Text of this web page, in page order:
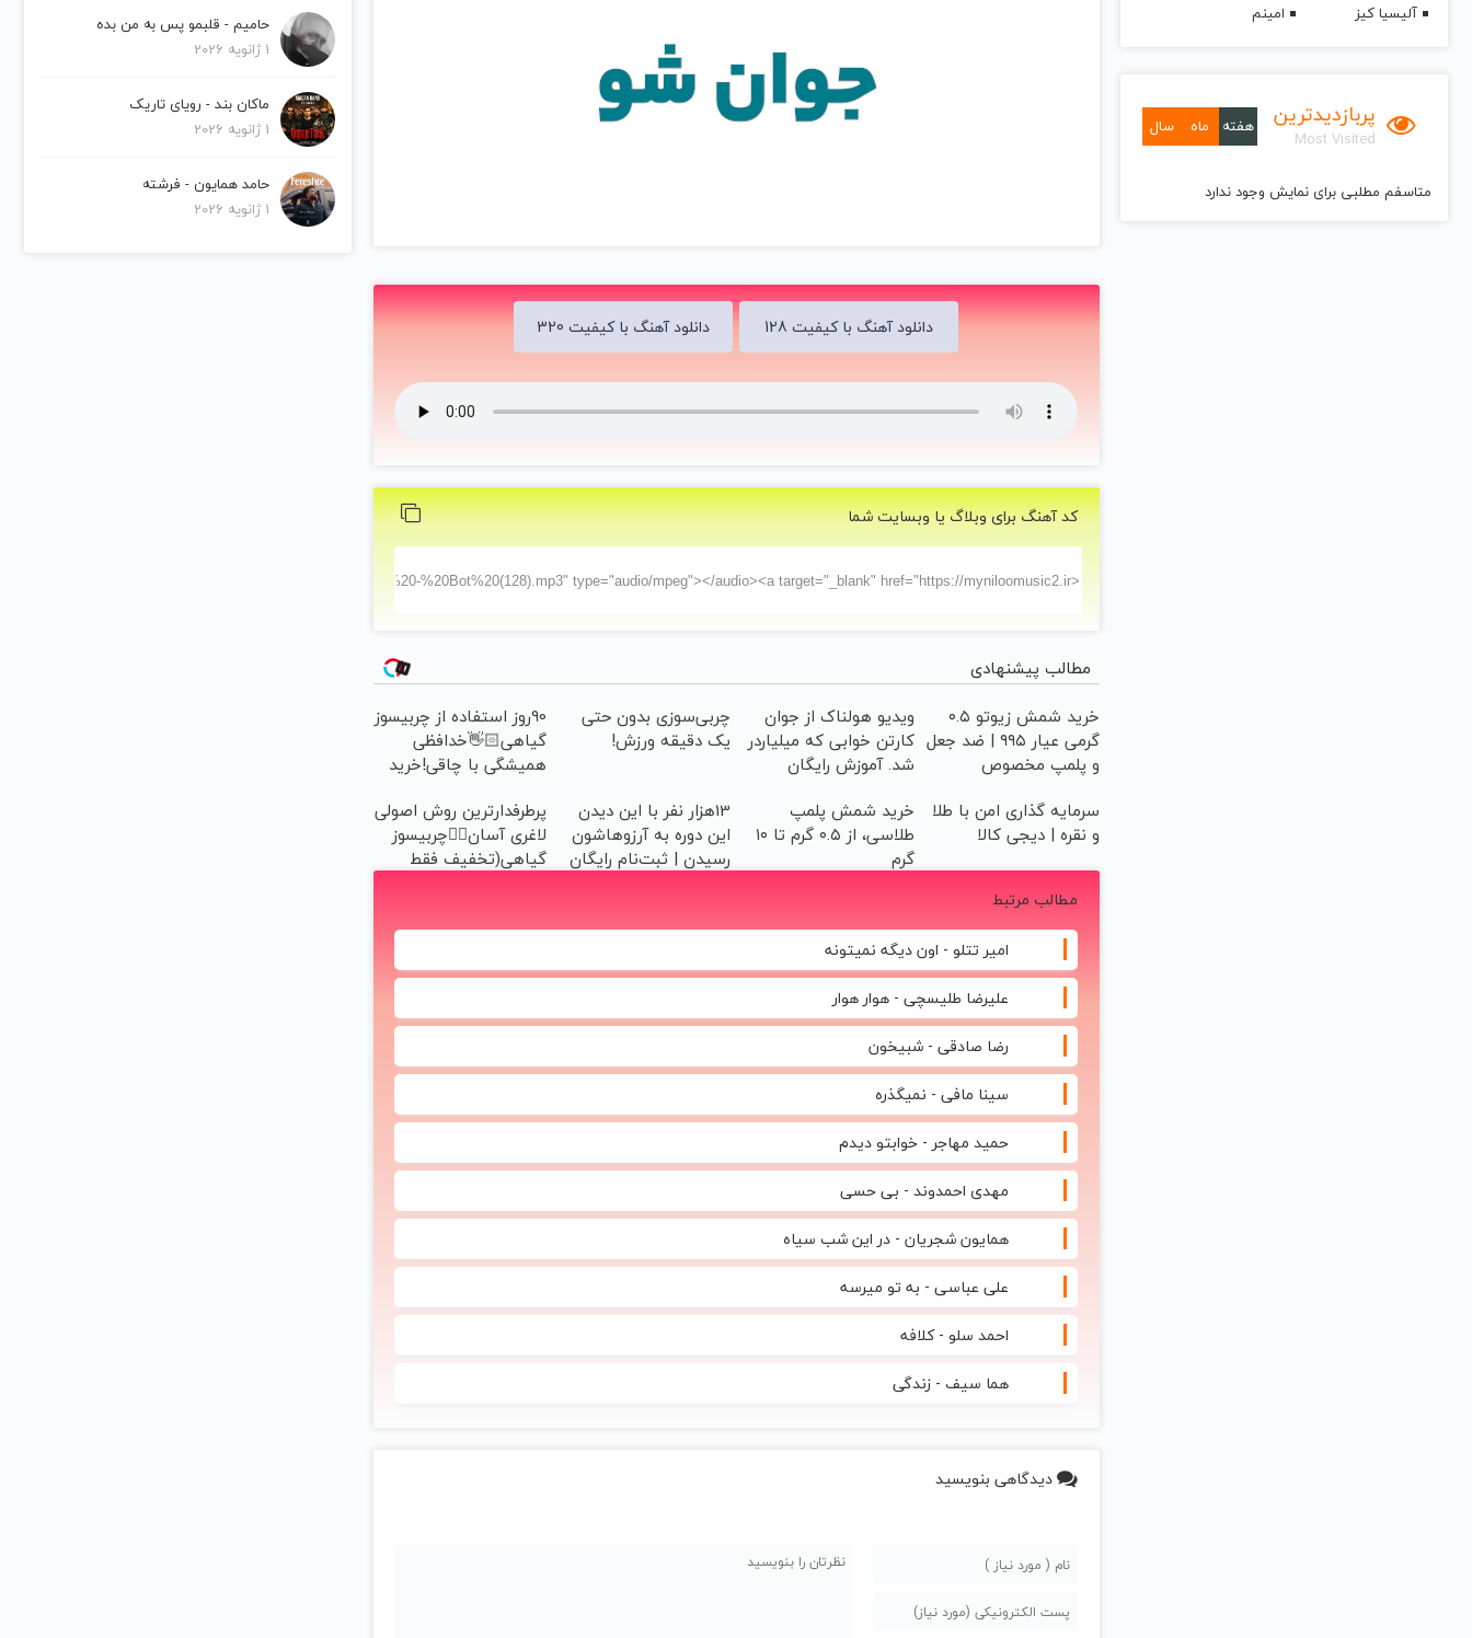
آلیسیا کیز
امینم
پربازدیدترین
Most Visited
هفته ماه سال
متاسفم مطلبی برای نمایش وجود ندارد
ﻳﺎ ﻛﻨﺞ ﻗﻔﺲ ﻳﺎ ﻣﺮگ اﻳﻦ ﺑﺨﺖ ﻛﺒﻮﺗﺮ ﻫﺎﺳﺖ
دﻧﻴﺎ ﭘﻞ ﺑﺎرﻳﻜﻰ ﺑﻴﻦ ﺑﺪ و ﺑﺪﺗﺮﻫﺎﺳﺖ
ای ﺑﺮ ﭘﺪرت دﻧﻴﺎ آن ﺑﺎغ ﺟﻮاﻧﻢ ﻛﻮ
ﺗﺎ آﻧﻜﻪ ﺧﺪا ﺑﺎﺷﻰ ﻳﮏ ﻟﺤﻈﻪ ﻧﻴﺎﺳﻮدم
ای آﻳﻪ ﺗﻨﻬﺎﻳﻰ ای ﺳﻮره ی ﻣﺎﻳﻮس ام
ﻫﺮ ﻗﺪر ﺧﺪا ﺑﺎﺷﻰ ﻣﻦ دﺳﺖ ﻧﻤﻰ ﺑﻮﺳﻢ
دﻧﻴﺎ ﭘﻞ ﺑﺎرﻳﻜﻰ ﺑﻴﻦ ﺑﺪ و ﺑﺪﺗﺮﻫﺎﺳﺖ
دانلود آهنگ با کیفیت 128 دانلود آهنگ با کیفیت 320
کد آهنگ برای وبلاگ یا وبسایت شما
مطالب پیشنهادی
خرید شمش زیوتو ۰.۵
گرمی عیار ۹۹۵ | ضد جعل
و پلمپ مخصوص
ویدیو هولناک از جوان
کارتن خوابی که میلیاردر
شد. آموزش رایگان
چربی‌سوزی بدون حتی
یک دقیقه ورزش!
90روز استفاده از چربیسوز
گیاهی👋🏻خدافظی
همیشگی با چاقی!خرید
سرمایه گذاری امن با طلا
و نقره | دیجی کالا
خرید شمش پلمپ
طلاسی، از ۰.۵ گرم تا ۱۰
گرم
13هزار نفر با این دیدن
این دوره به آرزوهاشون
رسیدن | ثبت‌‌نام رایگان
پرطرفدارترین روش اصولی
لاغری آسان👈🏻چربیسوز
گیاهی(تخفیف فقط
مطالب مرتبط
امیر تتلو - اون دیگه نمیتونه
علیرضا طلیسچی - هوار هوار
رضا صادقی - شبیخون
سینا مافی - نمیگذره
حمید مهاجر - خوابتو دیدم
مهدی احمدوند - بی حسی
همایون شجریان - در این شب سیاه
علی عباسی - به تو میرسه
احمد سلو - کلافه
هما سیف - زندگی
دیدگاهی بنویسید
حامیم - قلبمو پس به من بده
1 ژانویه 2026
ماکان بند - رویای تاریک
1 ژانویه 2026
حامد همایون - فرشته
1 ژانویه 2026